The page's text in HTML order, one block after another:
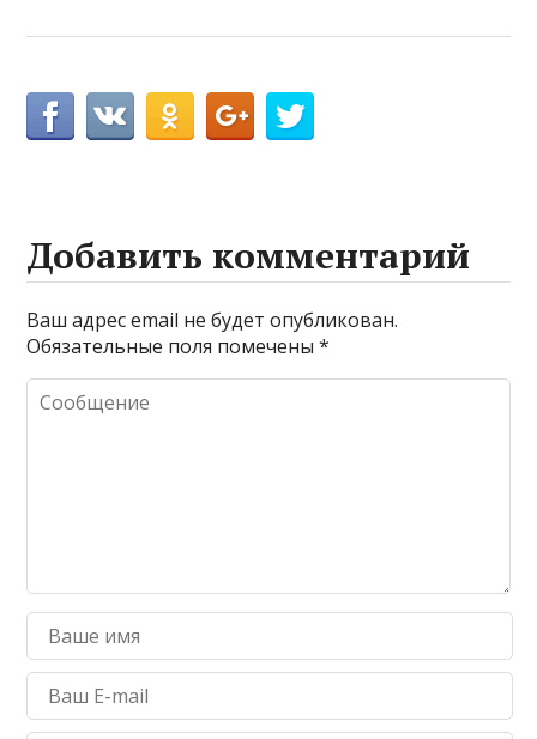
Добавить комментарий
Ваш адрес email не будет опубликован.
Обязательные поля помечены*